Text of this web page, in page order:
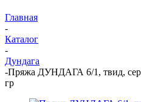
Главная
-
Каталог
-
Дундага
-Пряжа ДУНДАГА 6/1, твид,
гр